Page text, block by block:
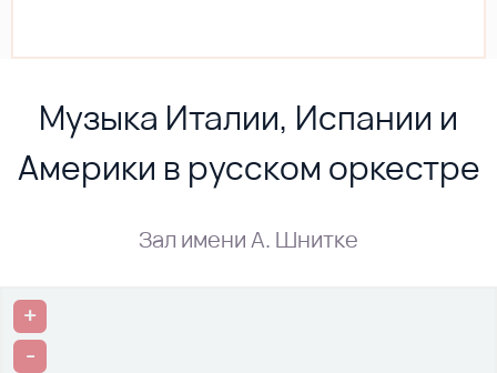
Музыка Италии, Испании и
Америки в русском оркестре
Зал имени А. Шнитке
+
-